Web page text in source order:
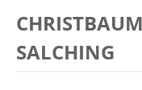
SALCHING